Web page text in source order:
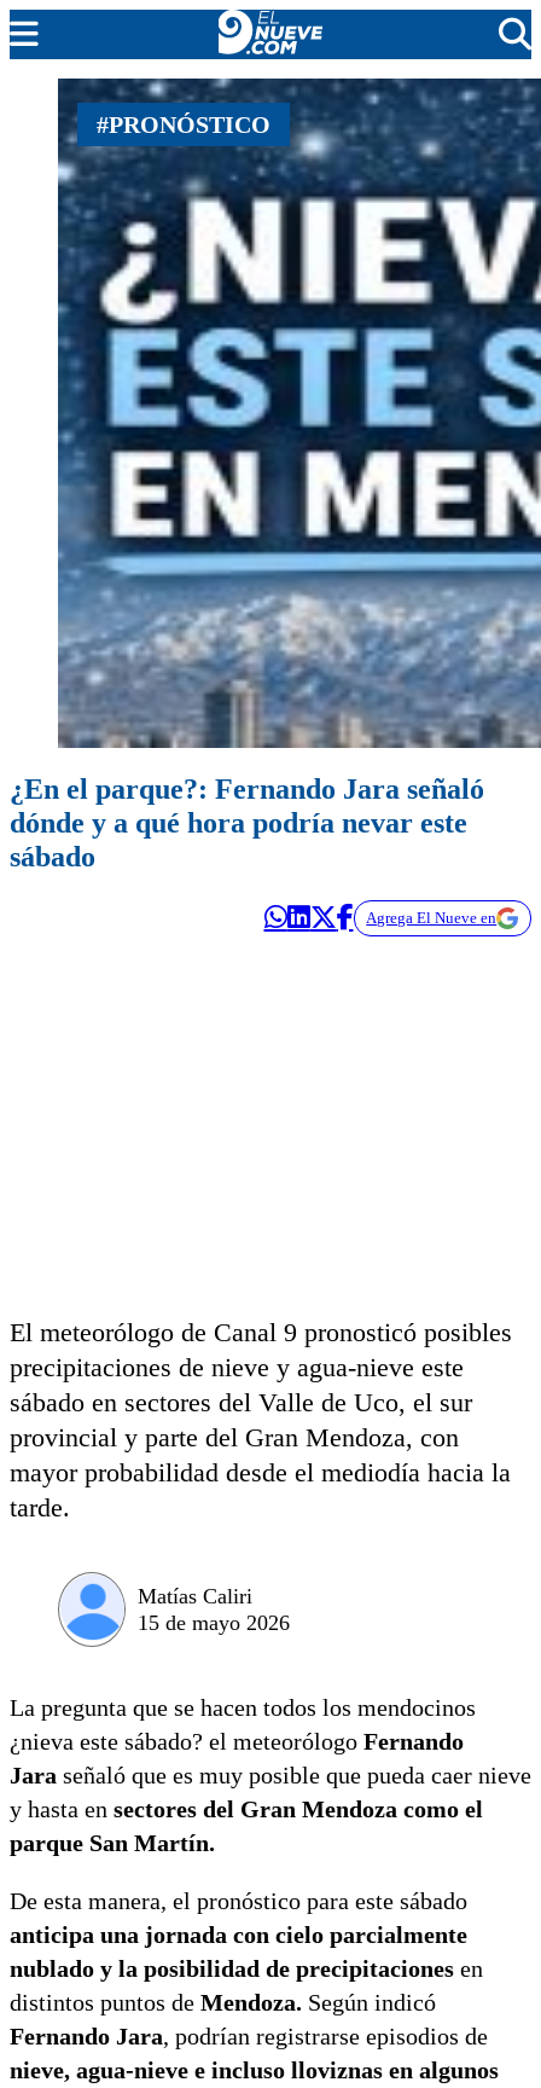
MENDOZA
CADA DÍA
ARGENTINA
NOTICIERO 9
PROTAGONISTAS
EL NUEVE STREAMS
PROGRAMACIÓN
EN VIVO
#PRONÓSTICO
¿En el parque?: Fernando Jara señaló
dónde y a qué hora podría nevar este
sábado
Agrega El Nueve en
El meteorólogo de Canal 9 pronosticó posibles
precipitaciones de nieve y agua-nieve este
sábado en sectores del Valle de Uco, el sur
provincial y parte del Gran Mendoza, con
mayor probabilidad desde el mediodía hacia la
tarde.
Matías Caliri
15 de mayo 2026
La pregunta que se hacen todos los mendocinos
¿nieva este sábado? el meteorólogo Fernando
Jara señaló que es muy posible que pueda caer nieve
y hasta en sectores del Gran Mendoza como el
parque San Martín.
De esta manera, el pronóstico para este sábado
anticipa una jornada con cielo parcialmente
nublado y la posibilidad de precipitaciones en
distintos puntos de Mendoza. Según indicó
Fernando Jara, podrían registrarse episodios de
nieve, agua-nieve e incluso lloviznas en algunos